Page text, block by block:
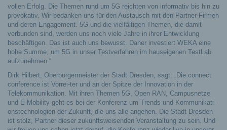
vollen Erfolg. Die Themen rund um 5G reichten von informativ bis hin zu
provokativ. Wir bedanken uns für den Austausch mit den Partner-Firmen
und deren Engagement. 5G und die vielfältigen Themen, die damit
verbunden sind, werden uns noch viele Jahre in ihrer Entwicklung
beschäftigen. Das ist auch uns bewusst. Daher investiert WEKA eine
hohe Summe, um 5G in unser Testverfahren im hauseigenen TestLab
aufzunehmen.“
Dirk Hilbert, Oberbürgermeister der Stadt Dresden, sagt: „Die connect
conference ist Vorrei-ter und an der Spitze der Innovation in der
Telekommunikation. Mit ihren Themen 5G, Open RAN, Campusnetze
und E-Mobility geht es bei der Konferenz um Trends und Kommunikati-
onstechnologien der Zukunft, die uns alle angehen. Die Stadt Dresden
ist stolz, Partner dieser zukunftsweisenden Veranstaltung zu sein. Und